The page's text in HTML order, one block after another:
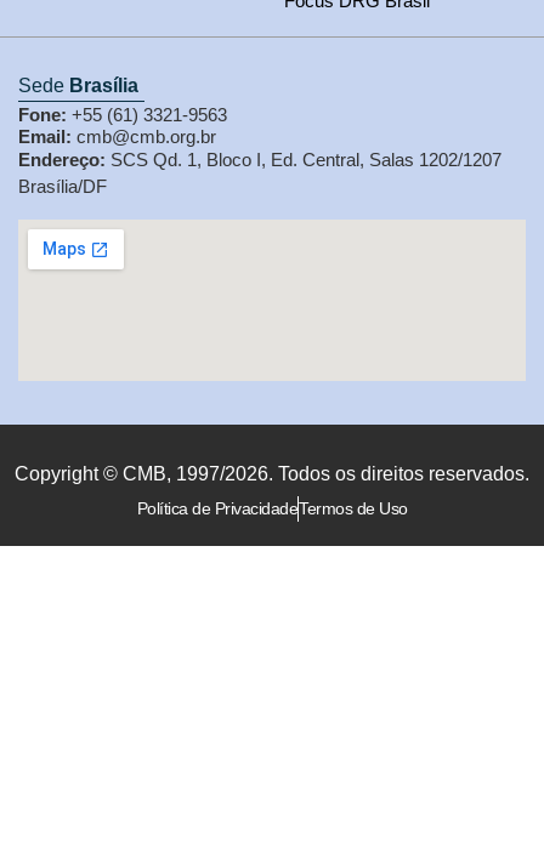
Sede Brasília
Fone: +55 (61) 3321-9563
Email: cmb@cmb.org.br
Endereço: SCS Qd. 1, Bloco I, Ed. Central, Salas 1202/1207
Brasília/DF
Copyright © CMB, 1997/2026. Todos os direitos reservados.
Política de PrivacidadeTermos de Uso